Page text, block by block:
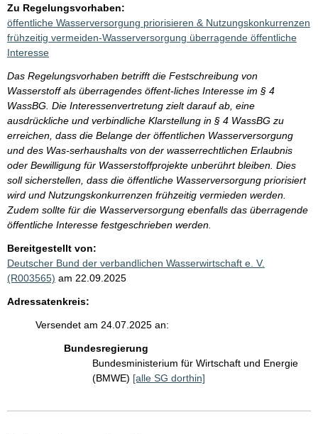
Zu Regelungsvorhaben:
öffentliche Wasserversorgung priorisieren & Nutzungskonkurrenzen
frühzeitig vermeiden-Wasserversorgung überragende öffentliche
Interesse
Das Regelungsvorhaben betrifft die Festschreibung von
Wasserstoff als überragendes öffent-liches Interesse im § 4
WassBG. Die Interessenvertretung zielt darauf ab, eine
ausdrückliche und verbindliche Klarstellung in § 4 WassBG zu
erreichen, dass die Belange der öffentlichen Wasserversorgung
und des Was-serhaushalts von der wasserrechtlichen Erlaubnis
oder Bewilligung für Wasserstoffprojekte unberührt bleiben. Dies
soll sicherstellen, dass die öffentliche Wasserversorgung priorisiert
wird und Nutzungskonkurrenzen frühzeitig vermieden werden.
Zudem sollte für die Wasserversorgung ebenfalls das überragende
öffentliche Interesse festgeschrieben werden.
Bereitgestellt von:
Deutscher Bund der verbandlichen Wasserwirtschaft e. V.
(R003565) am 22.09.2025
Adressatenkreis:
Versendet am 24.07.2025 an:
Bundesregierung
Bundesministerium für Wirtschaft und Energie
(BMWE) [alle SG dorthin]